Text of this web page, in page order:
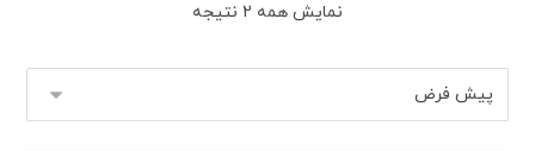
نمایش همه 2 نتیجه